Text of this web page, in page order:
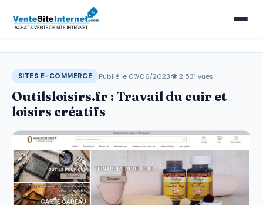
SITES E-COMMERCE Publié le 07/06/2023👁 2 531 vues
Outilsloisirs.fr : Travail du cuir et
loisirs créatifs